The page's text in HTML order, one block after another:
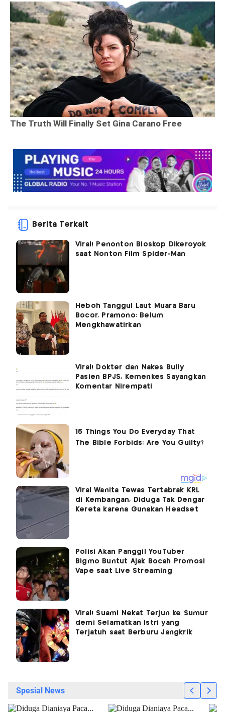
Berita Terkait
Viral! Penonton Bioskop Dikeroyok
saat Nonton Film Spider-Man
Heboh Tanggul Laut Muara Baru
Bocor, Pramono: Belum
Mengkhawatirkan
Viral! Dokter dan Nakes Bully
Pasien BPJS, Kemenkes Sayangkan
Komentar Nirempati
Viral Wanita Tewas Tertabrak KRL
di Kembangan, Diduga Tak Dengar
Kereta karena Gunakan Headset
Polisi Akan Panggil YouTuber
Bigmo Buntut Ajak Bocah Promosi
Vape saat Live Streaming
Viral! Suami Nekat Terjun ke Sumur
demi Selamatkan Istri yang
Terjatuh saat Berburu Jangkrik